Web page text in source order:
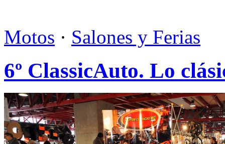
Motos · Salones y Ferias
6º ClassicAuto. Lo